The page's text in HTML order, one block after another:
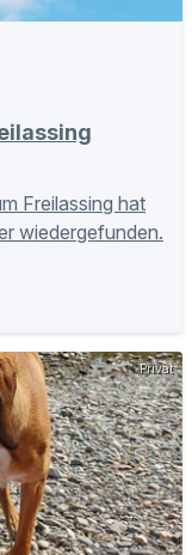
Freilassing hat
wiedergefunden.
Privat